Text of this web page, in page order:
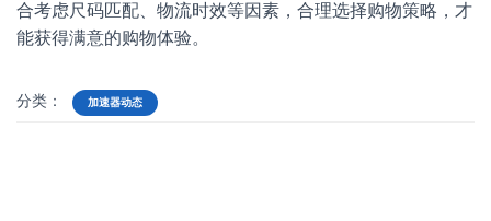
合考虑尺码匹配、物流时效等因素，合理选择购物策略，才
能获得满意的购物体验。
分类： 加速器动态